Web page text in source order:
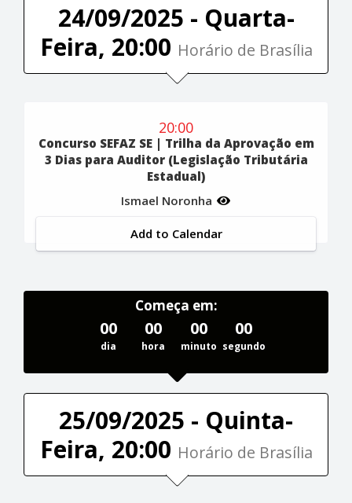
24/09/2025 - Quarta-
Feira, 20:00 Horário de Brasília
20:00
Concurso SEFAZ SE | Trilha da Aprovação em
3 Dias para Auditor (Legislação Tributária
Estadual)
Ismael Noronha
Add to Calendar
Começa em:
00
dia
00
hora
00
minuto
00
segundo
25/09/2025 - Quinta-
Feira, 20:00 Horário de Brasília